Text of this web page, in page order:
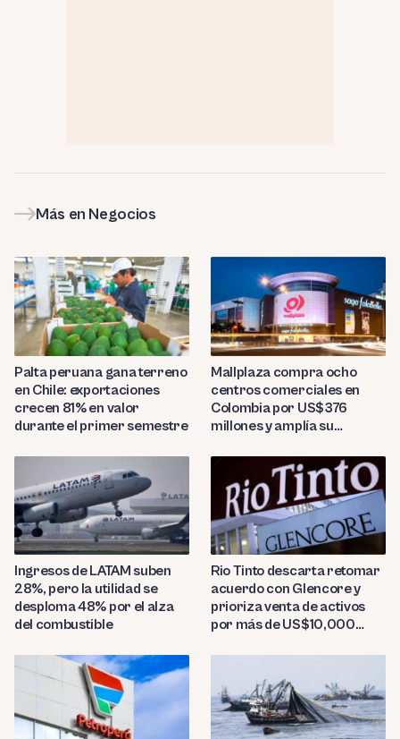
Más en Negocios
Palta peruana gana terreno
en Chile: exportaciones
crecen 81% en valor
durante el primer semestre
Mallplaza compra ocho
centros comerciales en
Colombia por US$376
millones y amplía su
Ingresos de LATAM suben
28%, pero la utilidad se
desploma 48% por el alza
del combustible
Rio Tinto descarta retomar
acuerdo con Glencore y
prioriza venta de activos
por más de US$10,000